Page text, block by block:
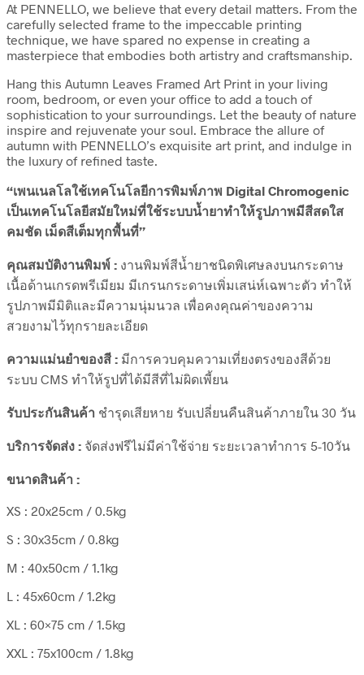
At PENNELLO, we believe that every detail matters. From the
carefully selected frame to the impeccable printing
technique, we have spared no expense in creating a
masterpiece that embodies both artistry and craftsmanship.
Hang this Autumn Leaves Framed Art Print in your living
room, bedroom, or even your office to add a touch of
sophistication to your surroundings. Let the beauty of nature
inspire and rejuvenate your soul. Embrace the allure of
autumn with PENNELLO’s exquisite art print, and indulge in
the luxury of refined taste.
“เพนเนลโลใช้เทคโนโลยีการพิมพ์ภาพ Digital Chromogenic
เป็นเทคโนโลยีสมัยใหม่ที่ใช้ระบบน้ำยาทำให้รูปภาพมีสีสดใส
คมชัด เม็ดสีเต็มทุกพื้นที่”
คุณสมบัติงานพิมพ์ : งานพิมพ์สีน้ำยาชนิดพิเศษลงบนกระดาษ
เนื้อด้านเกรดพรีเมียม มีเกรนกระดาษเพิ่มเสน่ห์เฉพาะตัว ทำให้
รูปภาพมีมิติและมีความนุ่มนวล เพื่อคงคุณค่าของความ
สวยงามไว้ทุกรายละเอียด
ความแม่นยำของสี : มีการควบคุมความเที่ยงตรงของสีด้วย
ระบบ CMS ทำให้รูปที่ได้มีสีที่ไม่ผิดเพี้ยน
รับประกันสินค้า ชำรุดเสียหาย รับเปลี่ยนคืนสินค้าภายใน 30 วัน
บริการจัดส่ง : จัดส่งฟรีไม่มีค่าใช้จ่าย ระยะเวลาทำการ 5-10วัน
ขนาดสินค้า :
XS : 20x25cm / 0.5kg
S : 30x35cm / 0.8kg
M : 40x50cm / 1.1kg
L : 45x60cm / 1.2kg
XL : 60×75 cm / 1.5kg
XXL : 75x100cm / 1.8kg